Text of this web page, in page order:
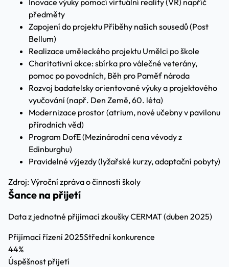
Inovace výuky pomocí virtuální reality (VR) napříč
předměty
Zapojení do projektu Příběhy našich sousedů (Post
Bellum)
Realizace uměleckého projektu Umělci po škole
Charitativní akce: sbírka pro válečné veterány,
pomoc po povodních, Běh pro Paměť národa
Rozvoj badatelsky orientované výuky a projektového
vyučování (např. Den Země, 60. léta)
Modernizace prostor (atrium, nové učebny v pavilonu
přírodních věd)
Program DofE (Mezinárodní cena vévody z
Edinburghu)
Pravidelné výjezdy (lyžařské kurzy, adaptační pobyty)
Zdroj: Výroční zpráva o činnosti školy
Šance na přijetí
Data z jednotné přijímací zkoušky CERMAT (duben 2025)
Přijímací řízení 2025Střední konkurence
44%
Úspěšnost přijetí